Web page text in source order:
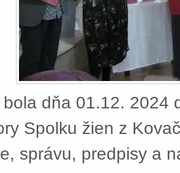
dňa 01.12. 2024
Spolku žien z
správu, predpisy a